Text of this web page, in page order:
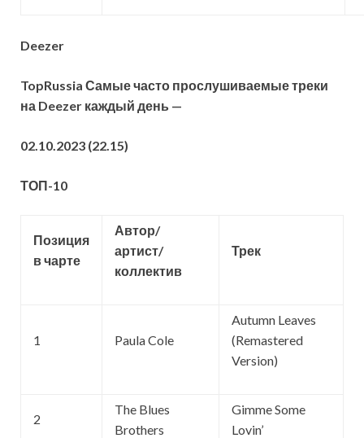
Deezer
TopRussia Самые часто прослушиваемые треки
на Deezer каждый день —
02.10.2023 (22.15)
ТОП-10
Позиция
в чарте
Автор/
артист/
коллектив
Трек
1 Paula Cole
Autumn Leaves
(Remastered
Version)
2
The Blues
Brothers
Gimme Some
Lovin’